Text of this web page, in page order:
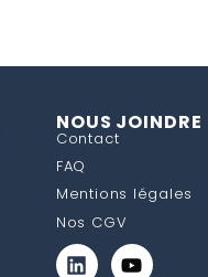
NOUS JOINDRE
Contact
FAQ
Mentions légales
Nos CGV